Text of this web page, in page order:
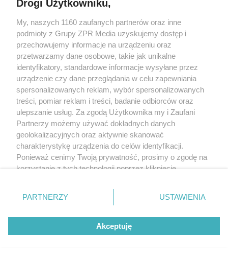
Drogi Użytkowniku,
My, naszych 1160 zaufanych partnerów oraz inne
podmioty z Grupy ZPR Media uzyskujemy dostęp i
przechowujemy informacje na urządzeniu oraz
przetwarzamy dane osobowe, takie jak unikalne
identyfikatory, standardowe informacje wysyłane przez
urządzenie czy dane przeglądania w celu zapewniania
spersonalizowanych reklam, wybór spersonalizowanych
treści, pomiar reklam i treści, badanie odbiorców oraz
ulepszanie usług. Za zgodą Użytkownika my i Zaufani
Partnerzy możemy używać dokładnych danych
geolokalizacyjnych oraz aktywnie skanować
charakterystykę urządzenia do celów identyfikacji.
Ponieważ cenimy Twoją prywatność, prosimy o zgodę na
korzystanie z tych technologii poprzez kliknięcie
zmienić/wycofać klikając przycisk ustawień prywatności
znajdujący się w lewym dolnym rogu strony
rodzaje przetwarzania danych nie wymagają zgody
użytkownika, ale masz prawo sprzeciwić się takiemu
przetwarzaniu. Preferencje będą miały zastosowanie tylko
PARTNERZY USTAWIENIA
Akceptuję